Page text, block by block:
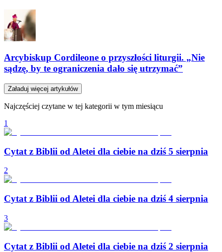
Arcybiskup Cordileone o przyszłości liturgii. „Nie
sądzę, by te ograniczenia dało się utrzymać”
Załaduj więcej artykułów
Najczęściej czytane w tej kategorii w tym miesiącu
1
Cytat z Biblii od Aletei dla ciebie na dziś 5 sierpnia
2
Cytat z Biblii od Aletei dla ciebie na dziś 4 sierpnia
3
Cytat z Biblii od Aletei dla ciebie na dziś 2 sierpnia